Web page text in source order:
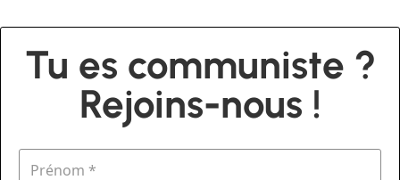
Tu es communiste ?
Rejoins-nous !